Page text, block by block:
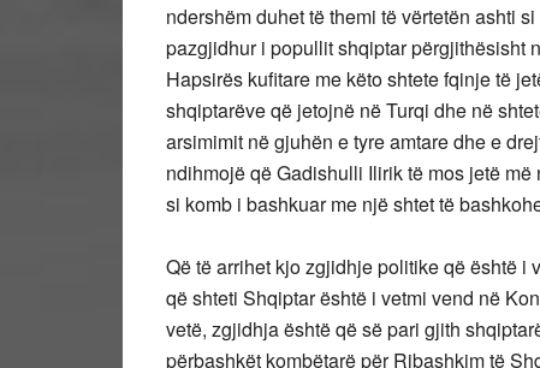
ndershëm duhet të themi të vërtetën ashti
pazgjidhur i popullit shqiptar
Hapsirës kufitare me këto shtete fqinje të
shqiptarëve që jetojnë në Turqi dhe në
arsimimit në gjuhën e tyre amtare dhe e
ndihmojë që Gadishulli Ilirik të mos jetë
si komb i bashkuar me një shtet të
Që të arrihet kjo zgjidhje politike që është i
që shteti Shqiptar është i vetmi vend në
vetë, zgjidhja është që së pari gjith
përbashkët kombëtarë për Ribashkim të